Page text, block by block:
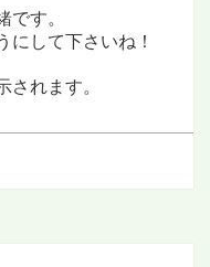
です。
にして下さいね！
されます。